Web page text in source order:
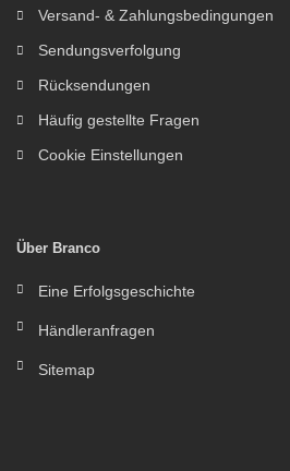
Versand- & Zahlungsbedingungen
Sendungsverfolgung
Rücksendungen
Häufig gestellte Fragen
Cookie Einstellungen
Über Branco
Eine Erfolgsgeschichte
Händleranfragen
Sitemap